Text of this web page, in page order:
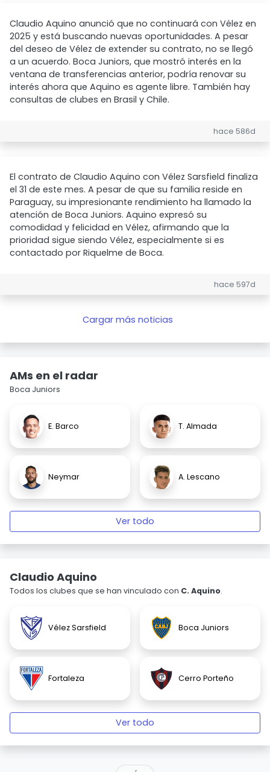
Claudio Aquino anunció que no continuará con Vélez en
2025 y está buscando nuevas oportunidades. A pesar
del deseo de Vélez de extender su contrato, no se llegó
a un acuerdo. Boca Juniors, que mostró interés en la
ventana de transferencias anterior, podría renovar su
interés ahora que Aquino es agente libre. También hay
consultas de clubes en Brasil y Chile.
hace 586d
El contrato de Claudio Aquino con Vélez Sarsfield finaliza
el 31 de este mes. A pesar de que su familia reside en
Paraguay, su impresionante rendimiento ha llamado la
atención de Boca Juniors. Aquino expresó su
comodidad y felicidad en Vélez, afirmando que la
prioridad sigue siendo Vélez, especialmente si es
contactado por Riquelme de Boca.
hace 597d
Cargar más noticias
AMs en el radar
Boca Juniors
E. Barco T. Almada
Neymar A. Lescano
Ver todo
Claudio Aquino
Todos los clubes que se han vinculado con C. Aquino.
Vélez Sarsfield Boca Juniors
Fortaleza Cerro Porteño
Ver todo